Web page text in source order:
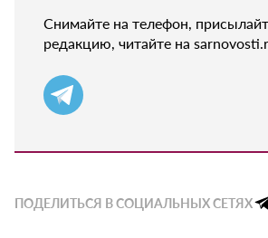
Снимайте на телефон,
редакцию, читайте на
ПОДЕЛИТЬСЯ В СОЦИАЛЬНЫХ СЕТЯХ